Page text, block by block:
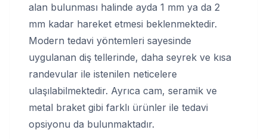
alan bulunması halinde ayda 1 mm ya da 2
mm kadar hareket etmesi beklenmektedir.
Modern tedavi yöntemleri sayesinde
uygulanan diş tellerinde, daha seyrek ve kısa
randevular ile istenilen neticelere
ulaşılabilmektedir. Ayrıca cam, seramik ve
metal braket gibi farklı ürünler ile tedavi
opsiyonu da bulunmaktadır.